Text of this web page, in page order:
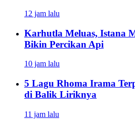
12 jam lalu
Karhutla Meluas, Istana
Bikin Percikan Api
10 jam lalu
5 Lagu Rhoma Irama
di Balik Liriknya
11 jam lalu